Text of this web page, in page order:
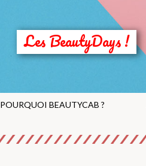
Les BeautyDays !
POURQUOI BEAUTYCAB ?